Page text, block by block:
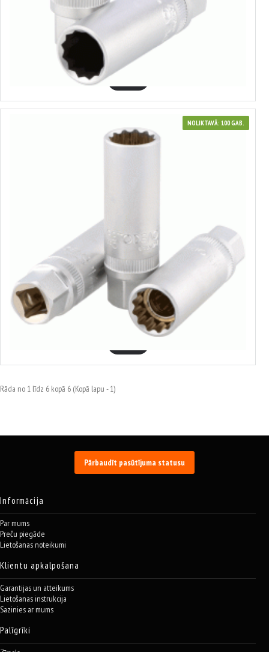
Sveču muciņa 3/8"
1.09€
NOLIKTAVĀ: 100 GAB.
39263
Sveču muciņa ar magnētu 3/8"
2.90€
Rāda no 1 līdz 6 kopā 6 (Kopā lapu - 1)
Pārbaudīt pasūtījuma statusu
Informācija
Par mums
Preču piegāde
Lietošanas noteikumi
Klientu apkalpošana
Garantijas un atteikums
Lietošanas instrukcija
Sazinies ar mums
Palīgrīki